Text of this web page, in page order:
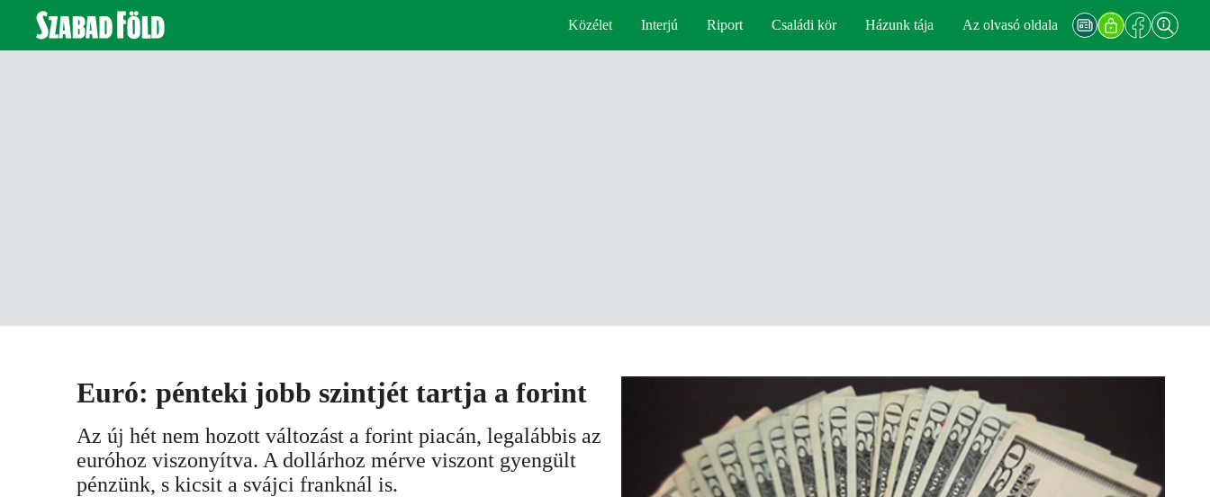
Közélet Interjú Riport Családi kör Házunk tája Az olvasó oldala
Euró: pénteki jobb szintjét tartja a forint
Az új hét nem hozott változást a forint piacán, legalábbis az
euróhoz viszonyítva. A dollárhoz mérve viszont gyengült
pénzünk, s kicsit a svájci franknál is.